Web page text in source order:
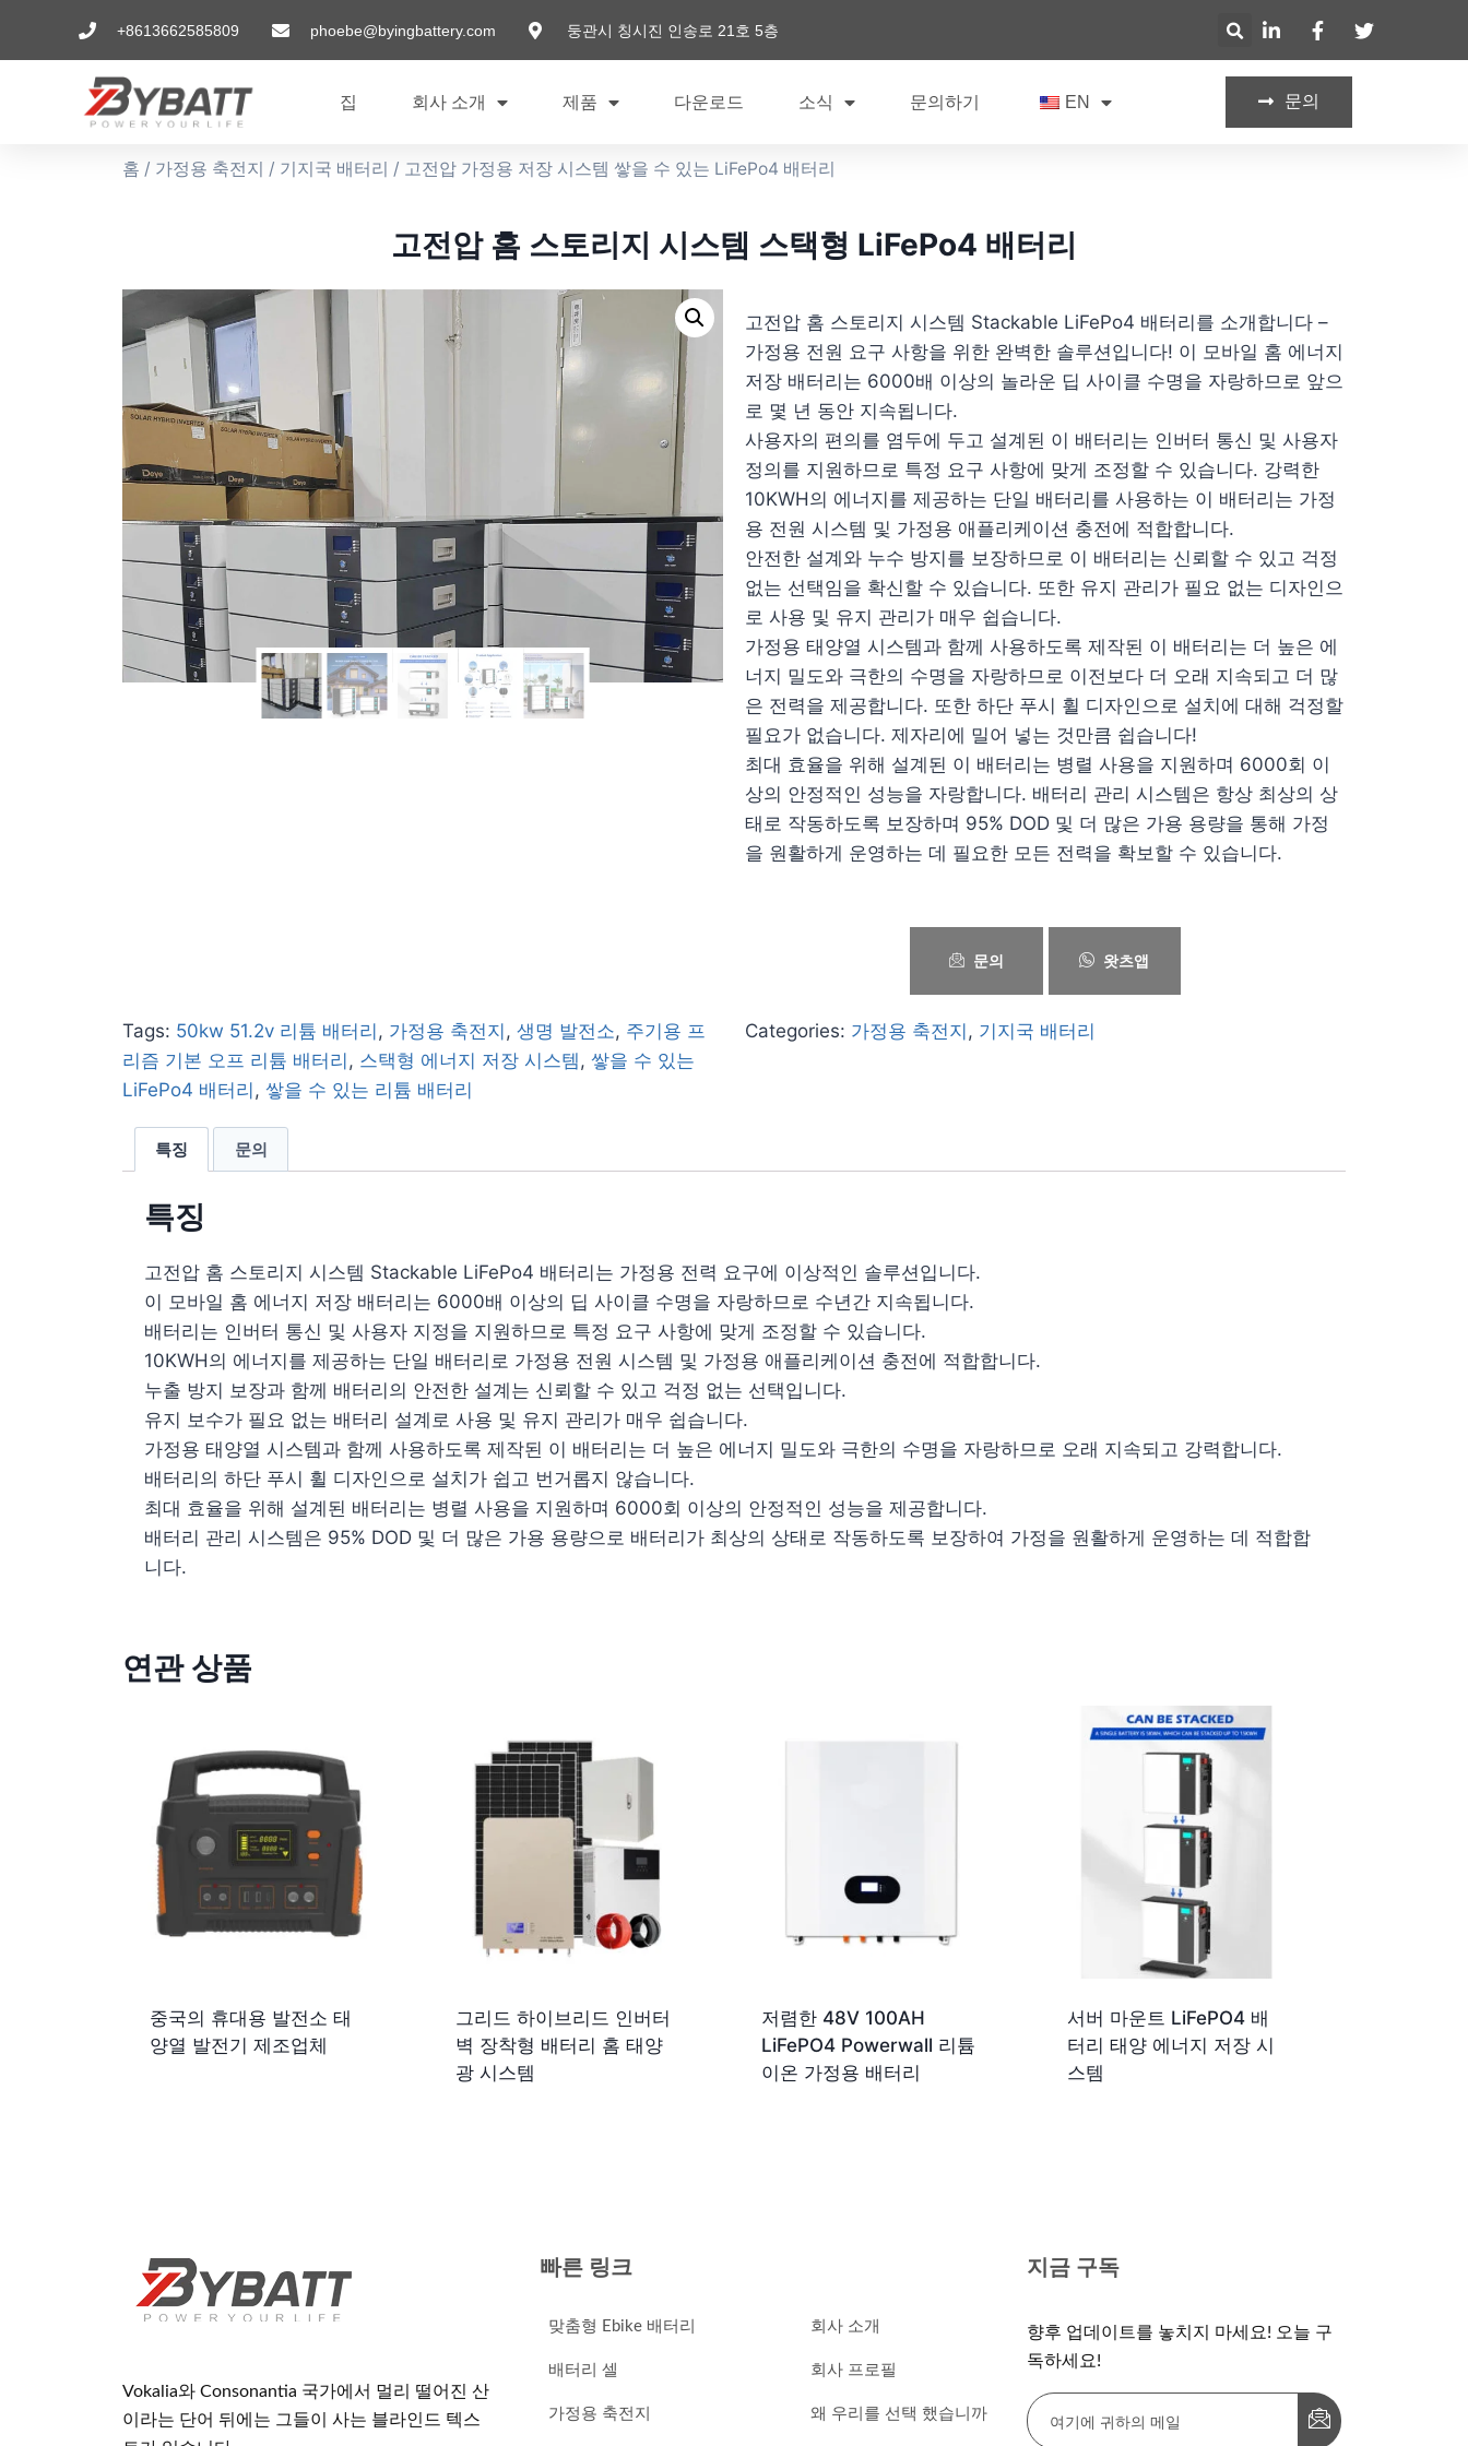
+8613662585809 phoebe@byingbattery.com 둥관시 칭시진 인송로 21호 5층
집 회사 소개 제품 다운로드 소식 문의하기 EN 문의
홈 / 가정용 축전지 / 기지국 배터리 / 고전압 가정용 저장 시스템 쌓을 수 있는 LiFePo4 배터리
고전압 홈 스토리지 시스템 스택형 LiFePo4 배터리
고전압 홈 스토리지 시스템 Stackable LiFePo4 배터리를 소개합니다 –
가정용 전원 요구 사항을 위한 완벽한 솔루션입니다! 이 모바일 홈 에너지
저장 배터리는 6000배 이상의 놀라운 딥 사이클 수명을 자랑하므로 앞으
로 몇 년 동안 지속됩니다.
사용자의 편의를 염두에 두고 설계된 이 배터리는 인버터 통신 및 사용자
정의를 지원하므로 특정 요구 사항에 맞게 조정할 수 있습니다. 강력한
10KWH의 에너지를 제공하는 단일 배터리를 사용하는 이 배터리는 가정
용 전원 시스템 및 가정용 애플리케이션 충전에 적합합니다.
안전한 설계와 누수 방지를 보장하므로 이 배터리는 신뢰할 수 있고 걱정
없는 선택임을 확신할 수 있습니다. 또한 유지 관리가 필요 없는 디자인으
로 사용 및 유지 관리가 매우 쉽습니다.
가정용 태양열 시스템과 함께 사용하도록 제작된 이 배터리는 더 높은 에
너지 밀도와 극한의 수명을 자랑하므로 이전보다 더 오래 지속되고 더 많
은 전력을 제공합니다. 또한 하단 푸시 휠 디자인으로 설치에 대해 걱정할
필요가 없습니다. 제자리에 밀어 넣는 것만큼 쉽습니다!
최대 효율을 위해 설계된 이 배터리는 병렬 사용을 지원하며 6000회 이
상의 안정적인 성능을 자랑합니다. 배터리 관리 시스템은 항상 최상의 상
태로 작동하도록 보장하며 95% DOD 및 더 많은 가용 용량을 통해 가정
을 원활하게 운영하는 데 필요한 모든 전력을 확보할 수 있습니다.
문의 왓츠앱
Tags: 50kw 51.2v 리튬 배터리 , 가정용 축전지 , 생명 발전소, 주기용 프
리즘 기본 오프 리튬 배터리 , 스택형 에너지 저장 시스템 , 쌓을 수 있는
LiFePo4 배터리 , 쌓을 수 있는 리튬 배터리
Categories: 가정용 축전지 , 기지국 배터리
특징 문의
특징
고전압 홈 스토리지 시스템 Stackable LiFePo4 배터리는 가정용 전력 요구에 이상적인 솔루션입니다.
이 모바일 홈 에너지 저장 배터리는 6000배 이상의 딥 사이클 수명을 자랑하므로 수년간 지속됩니다.
배터리는 인버터 통신 및 사용자 지정을 지원하므로 특정 요구 사항에 맞게 조정할 수 있습니다.
10KWH의 에너지를 제공하는 단일 배터리로 가정용 전원 시스템 및 가정용 애플리케이션 충전에 적합합니다.
누출 방지 보장과 함께 배터리의 안전한 설계는 신뢰할 수 있고 걱정 없는 선택입니다.
유지 보수가 필요 없는 배터리 설계로 사용 및 유지 관리가 매우 쉽습니다.
가정용 태양열 시스템과 함께 사용하도록 제작된 이 배터리는 더 높은 에너지 밀도와 극한의 수명을 자랑하므로 오래 지속되고 강력합니다.
배터리의 하단 푸시 휠 디자인으로 설치가 쉽고 번거롭지 않습니다.
최대 효율을 위해 설계된 배터리는 병렬 사용을 지원하며 6000회 이상의 안정적인 성능을 제공합니다.
배터리 관리 시스템은 95% DOD 및 더 많은 가용 용량으로 배터리가 최상의 상태로 작동하도록 보장하여 가정을 원활하게 운영하는 데 적합합
니다.
연관 상품
중국의 휴대용 발전소 태
양열 발전기 제조업체
그리드 하이브리드 인버터
벽 장착형 배터리 홈 태양
광 시스템
저렴한 48V 100AH
LiFePO4 Powerwall 리튬
이온 가정용 배터리
서버 마운트 LiFePO4 배
터리 태양 에너지 저장 시
스템
Vokalia와 Consonantia 국가에서 멀리 떨어진 산
이라는 단어 뒤에는 그들이 사는 블라인드 텍스
빠른 링크
맞춤형 Ebike 배터리
배터리 셀
가정용 축전지
회사 소개
회사 프로필
왜 우리를 선택 했습니까
지금 구독
향후 업데이트를 놓치지 마세요! 오늘 구
독하세요!